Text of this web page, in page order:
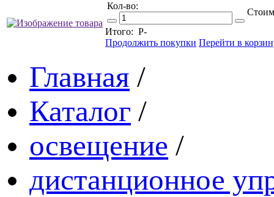
Кол-во:
Итого: Р-
Продолжить покупки Перейти в
Главная /
Каталог /
освещение /
дистанционное